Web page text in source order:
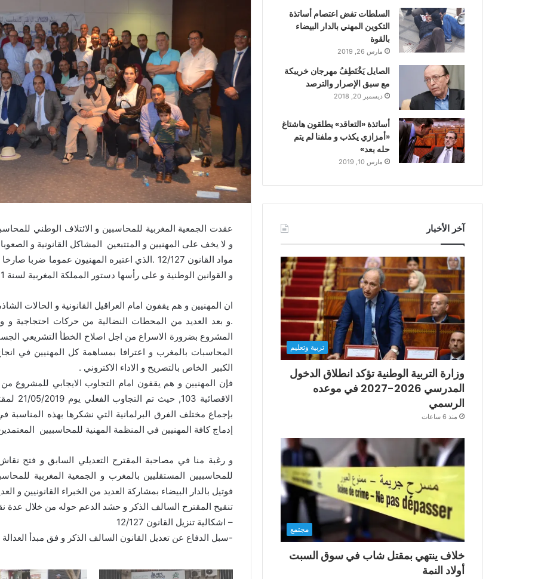
عقدت الجمعية المغربية للمحاسبين و الائتلاف الوطني
و لا يخف على المهنيين و المتتبعين المشاكل القانونية و
مواد القانون 12/127 .الذي اعتبره المهنيون
و القوانين الوطنية و على رأسها دستور المملكة المغربية لسنة 2011.
ان المهنيين و هم يقفون امام العراقيل القانونية و الحالات
.و بعد العديد من المحطات النضالية من حركات احتجاجية و
المحاسبات بالمغرب و اعترافا بمساهمة كل المهنيين في
الكبير الخاص بالتصريح و الاداء الاكتروني .
بإجماع مختلف الفرق البرلمانية التي نشكرها بهذه
إدماج كافة المهنيين في المنظمة المهنية للمحاسبيين
و رغبة منا في مصاحبة المقترح التعديلي السابق و فتح
فوتيل بالدار البيضاء بمشاركة العديد من الخبراء
تنقيح المقترح السالف الذكر و حشد الدعم حوله من خلال عدة
– اشكالية تنزيل القانون 12/127
-سبل الدفاع عن تعديل القانون السالف الذكر و فق مبدأ
السلطات تفض اعتصام أساتذة
التكوين المهني بالدار البيضاء
بالقوة
مارس 26, 2019
الصايل يَخْتَطِفُ مهرجان خريبكة
مع سبق الإصرار والترصد
ديسمبر 20, 2018
أساتذة «التعاقد» يطلقون هاشتاغ
«أمزازي يكذب و ملفنا لم يتم
حله بعد»
مارس 10, 2019
آخر الأخبار
تربية وتعليم
وزارة التربية الوطنية تؤكد انطلاق الدخول
المدرسي 2026-2027 في موعده
الرسمي
منذ 6 ساعات
مجتمع
خلاف ينتهي بمقتل شاب في سوق السبت
أولاد النمة